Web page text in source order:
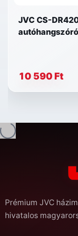
JVC CS-
10 590 Ft
Prémium JVC
hivatalos